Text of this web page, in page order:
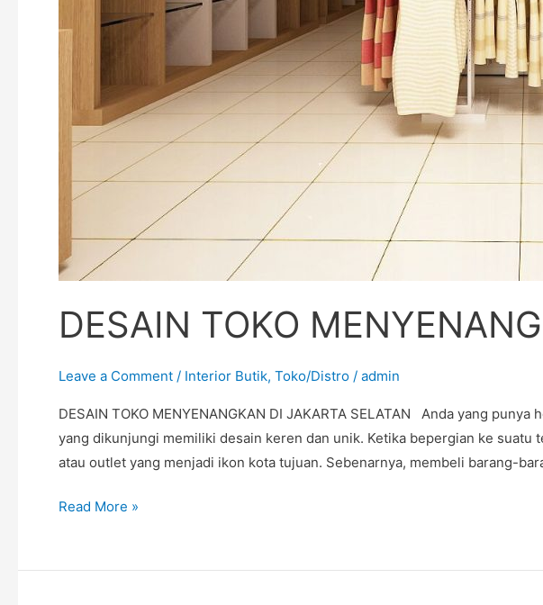
DESAIN TOKO
Leave a Comment / Interior Butik, Toko/Distro / admin
DESAIN TOKO MENYENANGKAN DI JAKARTA SELATAN Anda yang
yang dikunjungi memiliki desain keren dan unik. Ketika bepergian ke
atau outlet yang menjadi ikon kota tujuan. Sebenarnya, membeli barang-
Read More »